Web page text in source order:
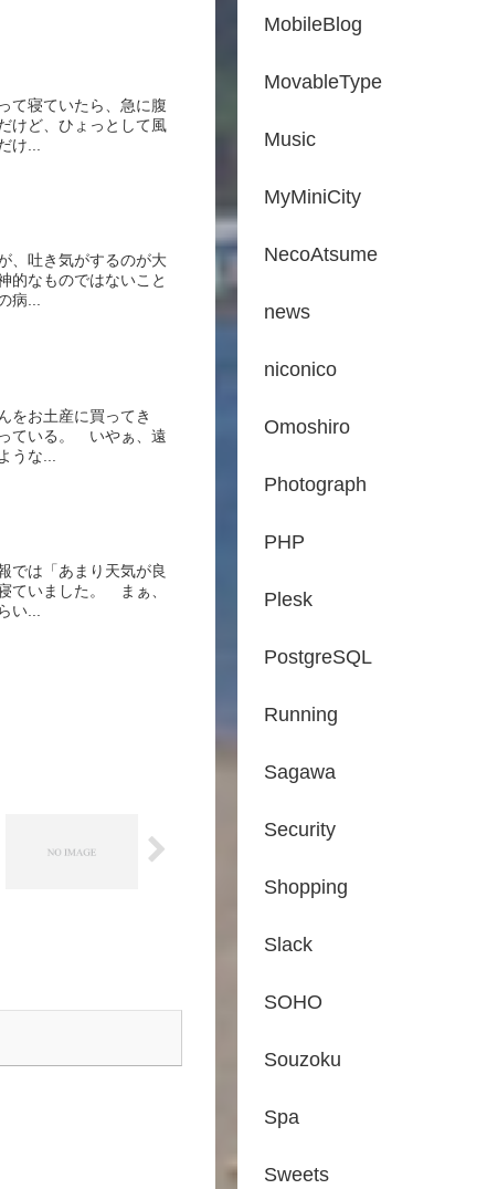
て寝ていたら、急に腹
けど、ひょっとして風
け...
、吐き気がするのが大
的なものではないこと
病...
をお土産に買ってき
ている。 いやぁ、遠
うな...
では「あまり天気が良
ていました。 まぁ、
い...
MobileBlog
MovableType
Music
MyMiniCity
NecoAtsume
news
niconico
Omoshiro
Photograph
PHP
Plesk
PostgreSQL
Running
Sagawa
Security
Shopping
Slack
SOHO
Souzoku
Spa
Sweets